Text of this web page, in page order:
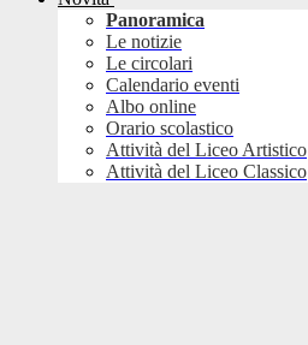
Panoramica
Le notizie
Le circolari
Calendario eventi
Albo online
Orario scolastico
Attività del Liceo Artistico
Attività del Liceo Classico